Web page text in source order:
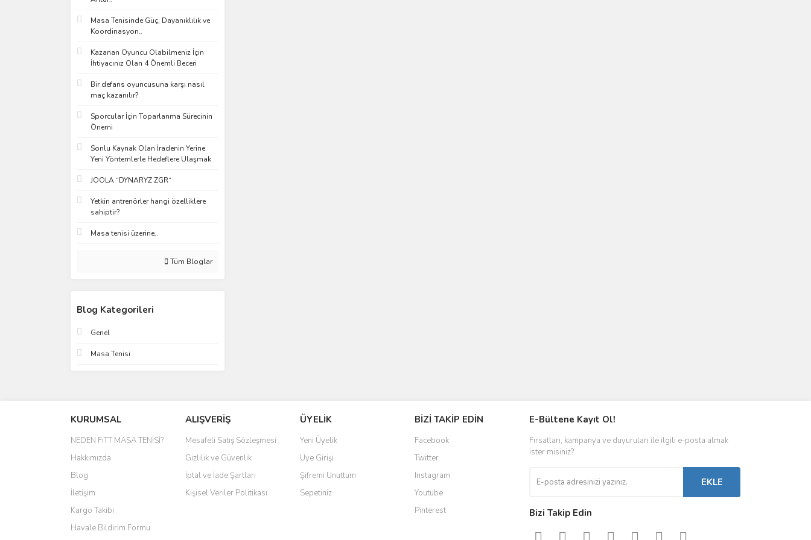
Masa Tenisinde Güç, Dayanıklılık ve
Koordinasyon..
Kazanan Oyuncu Olabilmeniz İçin
İhtiyacınız Olan 4 Önemli Beceri
Bir defans oyuncusuna karşı nasıl
maç kazanılır?
Sporcular İçin Toparlanma Sürecinin
Önemi
Sonlu Kaynak Olan İradenin Yerine
Yeni Yöntemlerle Hedeflere Ulaşmak
JOOLA “DYNARYZ ZGR“
Yetkin antrenörler hangi özelliklere
sahiptir?
Masa tenisi üzerine..
Tüm Bloglar
Blog Kategorileri
Genel
Masa Tenisi
KURUMSAL
NEDEN FiTT MASA TENİSİ?
Hakkımızda
Blog
İletişim
Kargo Takibi
Havale Bildirim Formu
ALIŞVERİŞ
Mesafeli Satış Sözleşmesi
Gizlilik ve Güvenlik
İptal ve İade Şartları
Kişisel Veriler Politikası
ÜYELİK
Yeni Üyelik
Üye Girişi
Şifremi Unuttum
Sepetiniz
BİZİ TAKİP EDİN
Facebook
Twitter
Instagram
Youtube
Pinterest
E-Bültene Kayıt Ol!
Fırsatları, kampanya ve duyuruları ile ilgili e-posta almak
ister misiniz?
EKLE
Bizi Takip Edin